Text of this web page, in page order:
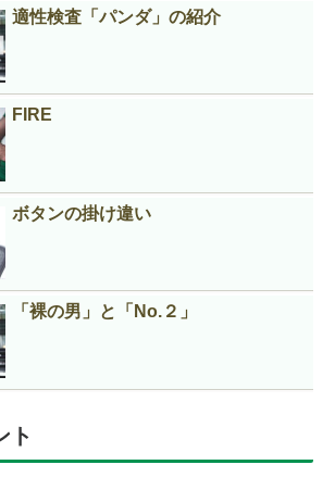
適性検査「パンダ」の紹介
FIRE
ボタンの掛け違い
「裸の男」と「No.２」
ト